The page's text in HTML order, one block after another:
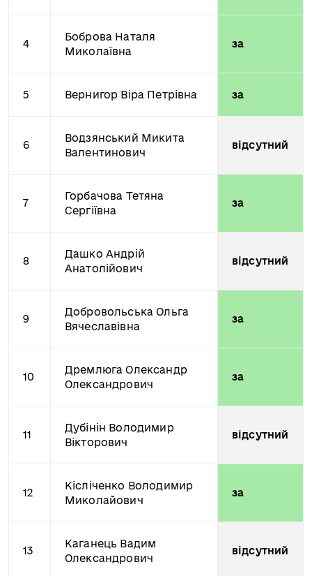
4
Боброва Наталя
Миколаївна
за
5 Вернигор Віра Петрівна за
6
Водзянський Микита
Валентинович
відсутний
7
Горбачова Тетяна
Сергіївна
за
8
Дашко Андрій
Анатолійович
відсутний
9
Добровольська Ольга
Вячеславівна
за
10
Дремлюга Олександр
Олександрович
за
11
Дубінін Володимир
Вікторович
відсутний
12
Кісліченко Володимир
Миколайович
за
13
Каганець Вадим
Олександрович
відсутний